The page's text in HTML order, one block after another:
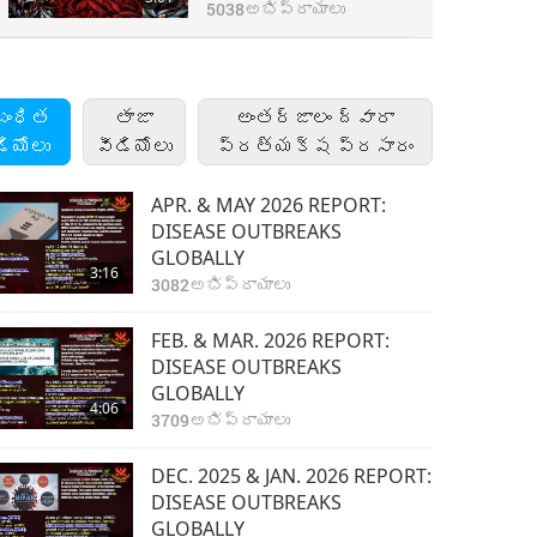
సొసైటీ బహిరంగంగా
చరిత్ర సృష్టించింది
వీగన్‌ బృందం గెలిచింది…
3 యొక్క 3 వ భాగం
5038అభిప్రాయాలు
తాజా
వీడియోలు
అంతర్జాలం ద్వారా
ప్రత్యక్ష ప్రసారం
3:16
APR. & MAY 2026 REPORT:
DISEASE OUTBREAKS
GLOBALLY
3082అభిప్రాయాలు
4:06
FEB. & MAR. 2026 REPORT:
DISEASE OUTBREAKS
GLOBALLY
3709అభిప్రాయాలు
DEC. 2025 & JAN. 2026 REPORT:
DISEASE OUTBREAKS
GLOBALLY